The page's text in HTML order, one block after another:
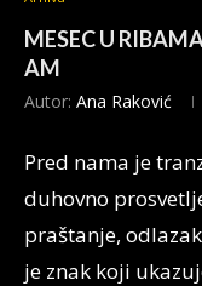
MESEC U
AM
Autor: Ana Raković
Pred nama je
duhovno
praštanje,
je znak koji